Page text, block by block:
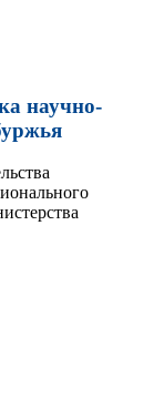
научно-